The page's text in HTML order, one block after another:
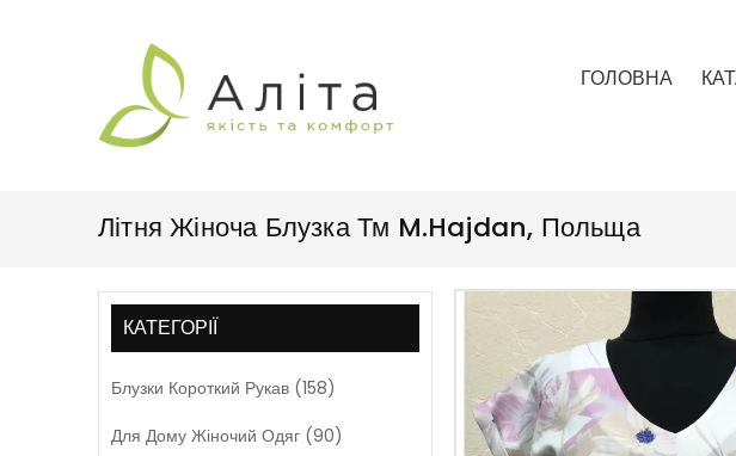
ГОЛОВНА
Літня Жіноча Блузка Тм M.Hajdan, Польща
КАТЕГОРІЇ
Блузки Короткий Рукав (158)
Для Дому Жіночий Одяг (90)